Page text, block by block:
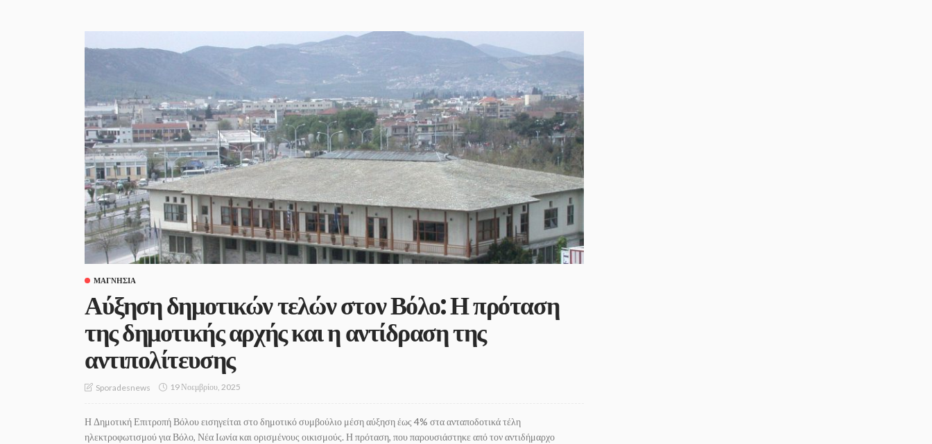
ΜΑΓΝΗΣΊΑ
Αύξηση δημοτικών τελών στον Βόλο: Η πρόταση
της δημοτικής αρχής και η αντίδραση της
αντιπολίτευσης
Sporadesnews 19 Νοεμβρίου, 2025
Η Δημοτική Επιτροπή Βόλου εισηγείται στο δημοτικό συμβούλιο μέση αύξηση έως 4% στα ανταποδοτικά τέλη
ηλεκτροφωτισμού για Βόλο, Νέα Ιωνία και ορισμένους οικισμούς. Η πρόταση, που παρουσιάστηκε από τον αντιδήμαρχο